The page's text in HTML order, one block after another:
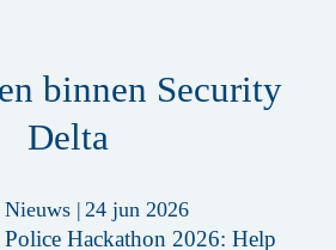
binnen Security
Delta
Nieuws | 24 jun 2026
Police Hackathon 2026: Help